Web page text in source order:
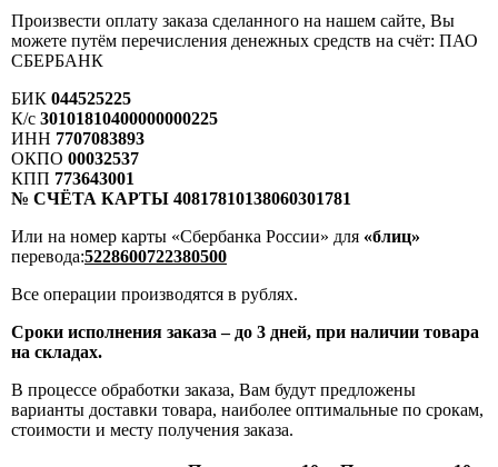
Произвести оплату заказа сделанного на нашем сайте, Вы
можете путём перечисления денежных средств на счёт: ПАО
СБЕРБАНК
БИК 044525225
К/с 30101810400000000225
ИНН 7707083893
ОКПО 00032537
КПП 773643001
№ СЧЁТА КАРТЫ 40817810138060301781
Или на номер карты «Сбербанка России» для «блиц»
перевода:5228600722380500
Все операции производятся в рублях.
Сроки исполнения заказа – до 3 дней, при наличии товара
на складах.
В процессе обработки заказа, Вам будут предложены
варианты доставки товара, наиболее оптимальные по срокам,
стоимости и месту получения заказа.